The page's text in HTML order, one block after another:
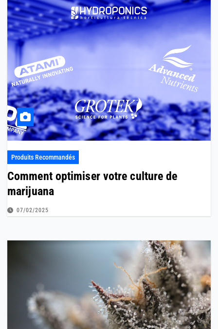
Produits Recommandés
Comment optimiser votre culture de
marijuana
07/02/2025